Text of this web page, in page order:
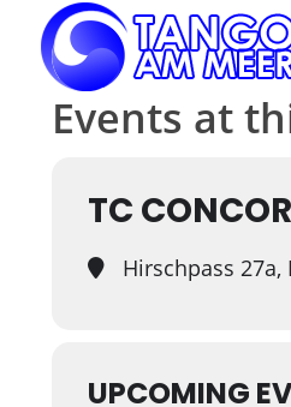
Events at
TC
Hirschpass 27a,
UPCOMING